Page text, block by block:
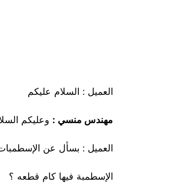
العميل : السلام عليكم
مهندس منسي : وعليكم
العميل : بسأل عن
الإسطمبة فيها كام قطعه ؟